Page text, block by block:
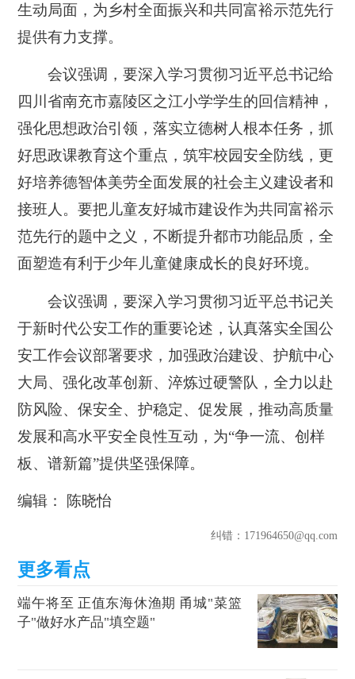
生动局面，为乡村全面振兴和共同富裕示范先行
提供有力支撑。
会议强调，要深入学习贯彻习近平总书记给
四川省南充市嘉陵区之江小学学生的回信精神，
强化思想政治引领，落实立德树人根本任务，抓
好思政课教育这个重点，筑牢校园安全防线，更
好培养德智体美劳全面发展的社会主义建设者和
接班人。要把儿童友好城市建设作为共同富裕示
范先行的题中之义，不断提升都市功能品质，全
面塑造有利于少年儿童健康成长的良好环境。
会议强调，要深入学习贯彻习近平总书记关
于新时代公安工作的重要论述，认真落实全国公
安工作会议部署要求，加强政治建设、护航中心
大局、强化改革创新、淬炼过硬警队，全力以赴
防风险、保安全、护稳定、促发展，推动高质量
发展和高水平安全良性互动，为“争一流、创样
板、谱新篇”提供坚强保障。
编辑： 陈晓怡
纠错：171964650@qq.com
端午将至 正值东海休渔期 甬城"菜篮
子"做好水产品"填空题"